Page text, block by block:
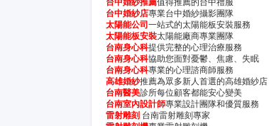
台中婚紗店專業台中婚紗攝影團隊
太陽能公司一站式的太陽能板安裝服務
太陽能板安裝太陽能廠商專業團隊
台南身心科提供完整的心理治療服務
台南身心科協助您面對憂鬱、焦慮、失眠
台南身心科專業的心理諮商師服務
高雄婚紗推薦為眾多新人首選的高雄婚紗店
台南醫美診所每位顧客都能安心變美
台南室內設計師專業設計團隊和優質服務
雷射雕刻 台南雷射雕刻專家